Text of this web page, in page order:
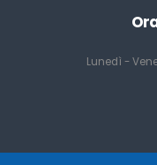
Lunedì -